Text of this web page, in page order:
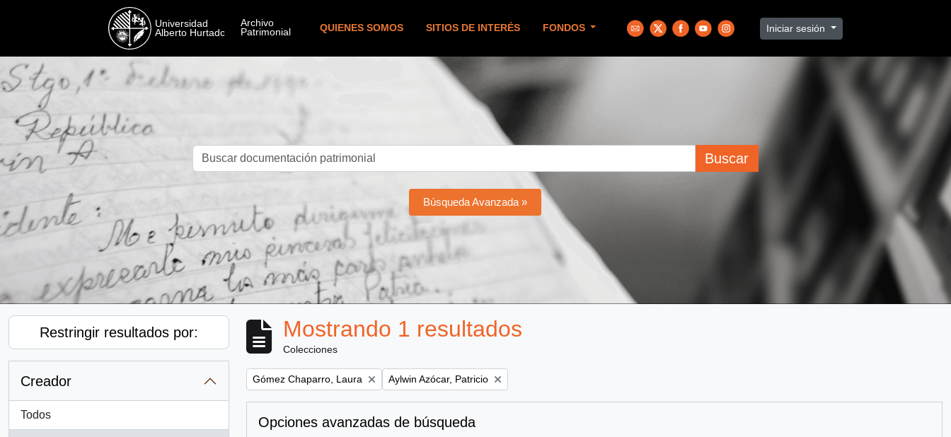
QUIENES SOMOS SITIOS DE INTERÉS FONDOS Iniciar sesión
Buscar
Búsqueda Avanzada »
Restringir resultados por:
Creador
Todos
Mostrando 1 resultados
Colecciones
Remove filter:
Gómez Chaparro, Laura Remove filter:
Aylwin Azócar, Patricio
Opciones avanzadas de búsqueda